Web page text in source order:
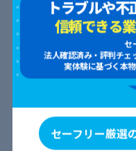
ましょう。費用と作業内容
良い業者を見つけるのが大
>> さっそく見積もりを取
レンジフードのク
気扇掃除をプロに
トラブルや不
信頼できる
セ
法人確認済み・評判チェ
実体験に基づく本
セーフリー厳選